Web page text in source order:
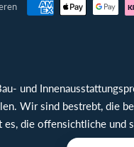
und
Wir sind bestrebt, die
die offensichtliche